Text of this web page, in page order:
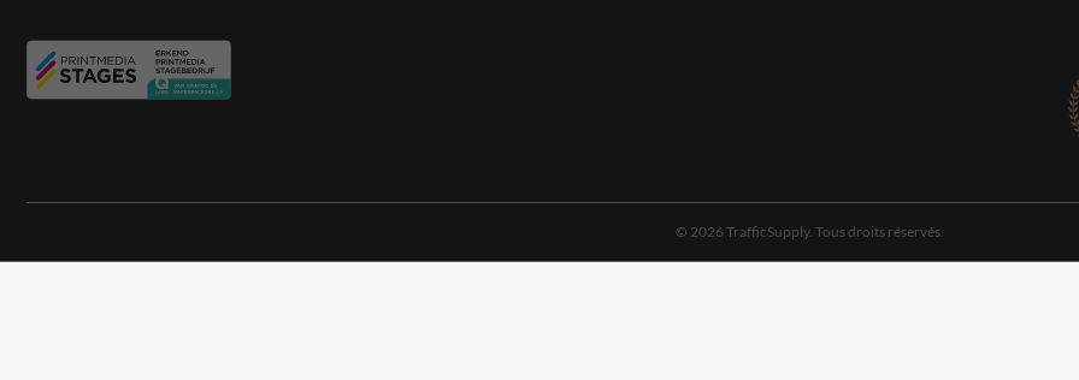
© 2026 TrafficSupply. Tous droits réservés.